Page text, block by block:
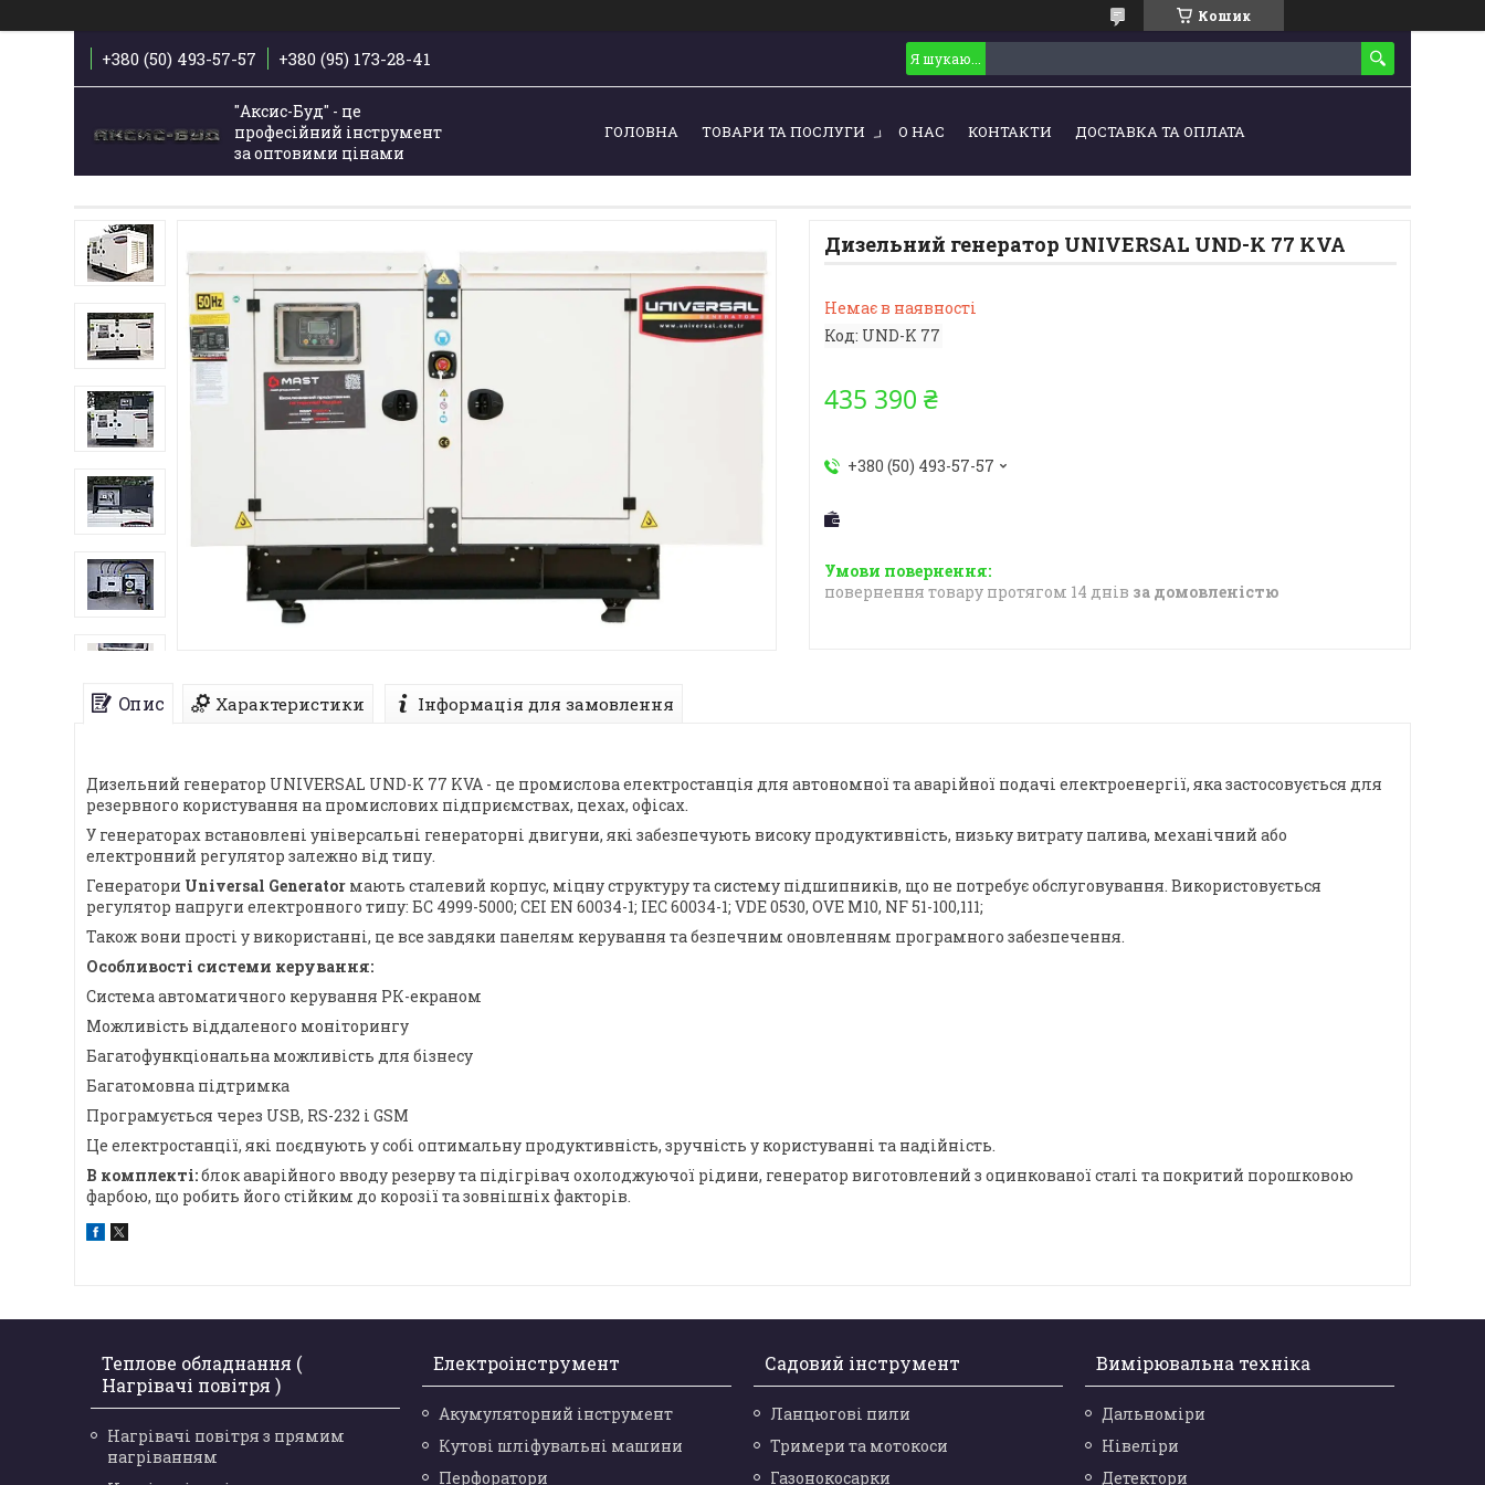
Кошик
+380 (50) 493-57-57 +380 (95) 173-28-41
"Аксис-Буд" - це
професійний інструмент
за оптовими цінами
ГОЛОВНА ТОВАРИ ТА ПОСЛУГИ О НАС КОНТАКТИ ДОСТАВКА ТА ОПЛАТА
Дизельний генератор UNIVERSAL UND-K 77 KVA
Немає в наявності
Код: UND-K 77
435 390 ₴
+380 (50) 493-57-57
повернення товару протягом 14 днів за домовленістю
Опис Характеристики Інформація для замовлення
Дизельний генератор UNIVERSAL UND-K 77 KVA - це промислова електростанція для автономної та аварійної подачі електроенергії, яка застосовується для
резервного користування на промислових підприємствах, цехах, офісах.
У генераторах встановлені універсальні генераторні двигуни, які забезпечують високу продуктивність, низьку витрату палива, механічний або
електронний регулятор залежно від типу.
Генератори Universal Generator мають сталевий корпус, міцну структуру та систему підшипників, що не потребує обслуговування. Використовується
регулятор напруги електронного типу: БС 4999-5000; CEI EN 60034-1; IEC 60034-1; VDE 0530, OVE M10, NF 51-100,111;
Також вони прості у використанні, це все завдяки панелям керування та безпечним оновленням програмного забезпечення.
Особливості системи керування:
Система автоматичного керування РК-екраном
Можливість віддаленого моніторингу
Багатофункціональна можливість для бізнесу
Багатомовна підтримка
Програмується через USB, RS-232 і GSM
Це електростанції, які поєднують у собі оптимальну продуктивність, зручність у користуванні та надійність.
В комплекті:блок аварійного вводу резерву та підігрівач охолоджуючої рідини, генератор виготовлений з оцинкованої сталі та покритий порошковою
фарбою, що робить його стійким до корозії та зовнішніх факторів.
Теплове обладнання (
Нагрівачі повітря )
Нагрівачі повітря з прямим
нагріванням
Електроінструмент
Акумуляторний інструмент
Кутові шліфувальні машини
Перфоратори
Садовий інструмент
Ланцюгові пили
Тримери та мотокоси
Газонокосарки
Вимірювальна техніка
Дальноміри
Нівеліри
Детектори